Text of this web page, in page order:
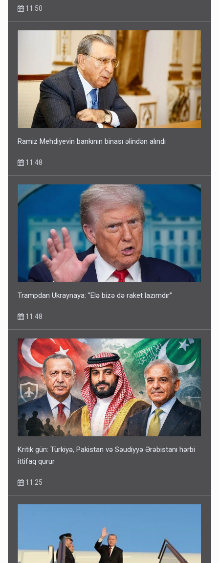
11:50
Ramiz Mehdiyevin bankının binası əlindən alındı
11:48
Trampdan Ukraynaya: "Elə bizə də raket lazımdır”
11:48
Kritik gün: Türkiyə, Pakistan və Səudiyyə Ərəbistanı hərbi
ittifaq qurur
11:25